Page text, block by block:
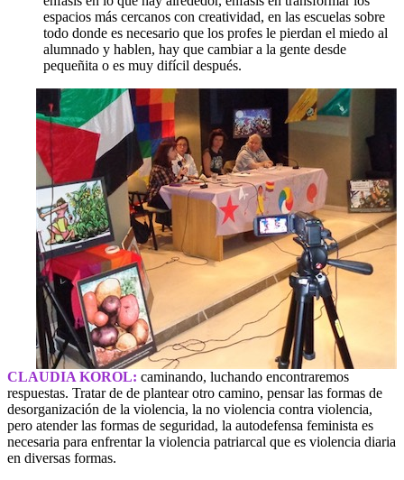
espacios más cercanos con creatividad, en las escuelas sobre
todo donde es necesario que los profes le pierdan el miedo al
alumnado y hablen, hay que cambiar a la gente desde
pequeñita o es muy difícil después.
CLAUDIA KOROL: caminando, luchando encontraremos
respuestas. Tratar de de plantear otro camino, pensar las formas de
desorganización de la violencia, la no violencia contra violencia,
pero atender las formas de seguridad, la autodefensa feminista es
necesaria para enfrentar la violencia patriarcal que es violencia diaria
en diversas formas.